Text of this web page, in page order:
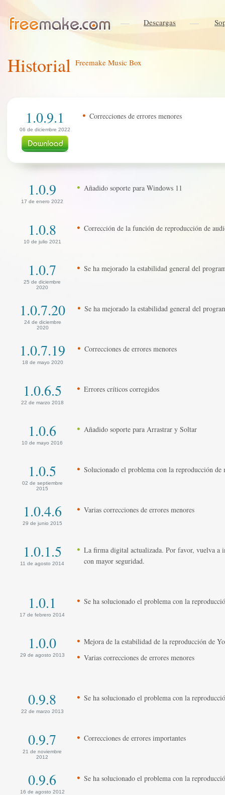
Descargas
Historial Freemake Music Box
1.0.9.1
06 de diciembre 2022
Correcciones de errores menores
1.0.9
17 de enero 2022
Añadido soporte para Windows 11
1.0.8
10 de julio 2021
Corrección de la función de reproducción de
1.0.7
25 de diciembre
2020
Se ha mejorado la estabilidad general del
1.0.7.20
24 de diciembre
2020
Se ha mejorado la estabilidad general del
1.0.7.19
18 de mayo 2020
Correcciones de errores menores
1.0.6.5
22 de marzo 2018
Errores críticos corregidos
1.0.6
10 de mayo 2016
Añadido soporte para Arrastrar y Soltar
1.0.5
02 de septiembre
2015
Solucionado el problema con la reproducción de
1.0.4.6
29 de junio 2015
Varias correcciones de errores menores
1.0.1.5
11 de agosto 2014
La firma digital actualizada. Por favor, vuelva a
con mayor seguridad.
1.0.1
17 de febrero 2014
Se ha solucionado el problema con la
1.0.0
29 de agosto 2013
Mejora de la estabilidad de la reproducción de
Varias correcciones de errores menores
0.9.8
22 de marzo 2013
Se ha solucionado el problema con la
0.9.7
21 de noviembre
2012
Correcciones de errores importantes
0.9.6
16 de agosto 2012
Se ha solucionado el problema con la